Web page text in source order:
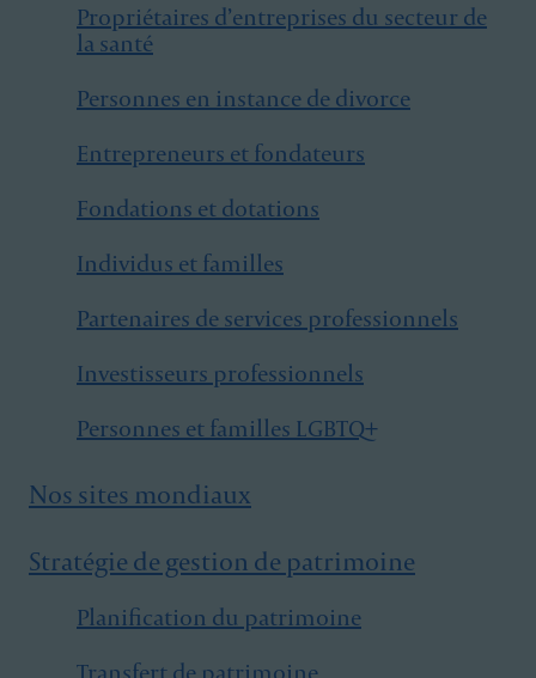
Propriétaires d’entreprises du secteur de
la santé
Personnes en instance de divorce
Entrepreneurs et fondateurs
Fondations et dotations
Individus et familles
Partenaires de services professionnels
Investisseurs professionnels
Personnes et familles LGBTQ+
Nos sites mondiaux
Stratégie de gestion de patrimoine
Planification du patrimoine